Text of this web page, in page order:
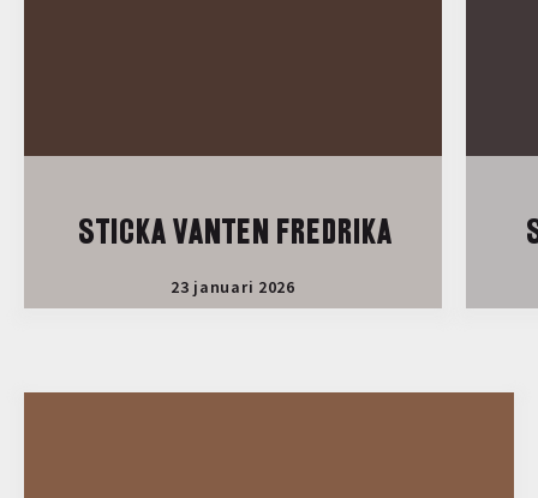
STICKA VANTEN FREDRIKA
23 januari 2026